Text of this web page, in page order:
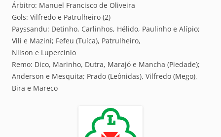
Árbitro: Manuel Francisco de Oliveira
Gols: Vilfredo e Patrulheiro (2)
Payssandu: Detinho, Carlinhos, Hélido, Paulinho e Alípio;
Vili e Mazini; Fefeu (Tuíca), Patrulheiro,
Nilson e Lupercínio
Remo: Dico, Marinho, Dutra, Marajó e Mancha (Piedade);
Anderson e Mesquita; Prado (Leônidas), Vilfredo (Mego),
Bira e Mareco